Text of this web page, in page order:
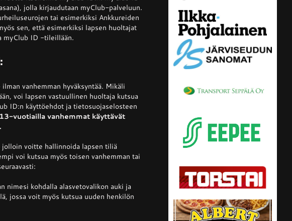
jolla kirjaudutaan myClub-palveluun.
tai esimerkiksi Ankkureiden
sen, että esimerkiksi lapsen huoltajat
myClub ID -tileillään.
vanhemman hyväksyntää. Mikäli
voi lapsen vastuullinen huoltaja kutsua
ID:n käyttöehdot ja tietosuojaselosteen
vuotiailla vanhemmat käyttävät
voitte hallinnoida lapsen tiliä
voi kutsua myös toisen vanhemman tai
nimesi kohdalla alasvetovalikon auki ja
jossa voit myös kutsua uuden henkilön